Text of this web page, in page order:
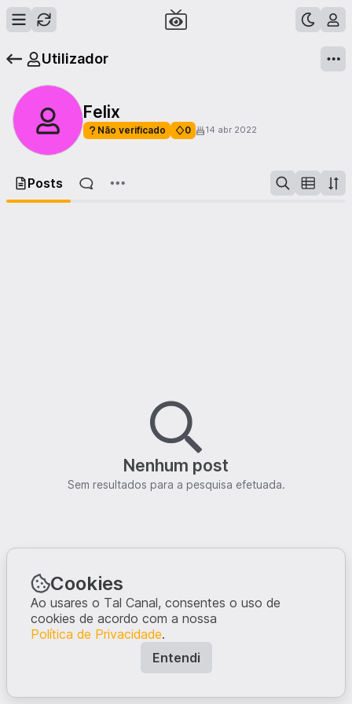
Utilizador
Felix
Não verificado 0 14 abr 2022
Posts
Nenhum post
Sem resultados para a pesquisa efetuada.
Cookies
Ao usares o Tal Canal, consentes o uso de
cookies de acordo com a nossa
Política de Privacidade.
Entendi